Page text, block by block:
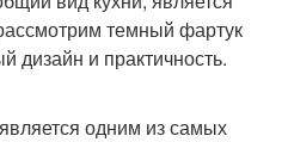
темный фартук
дизайн и практичность.
одним из самых